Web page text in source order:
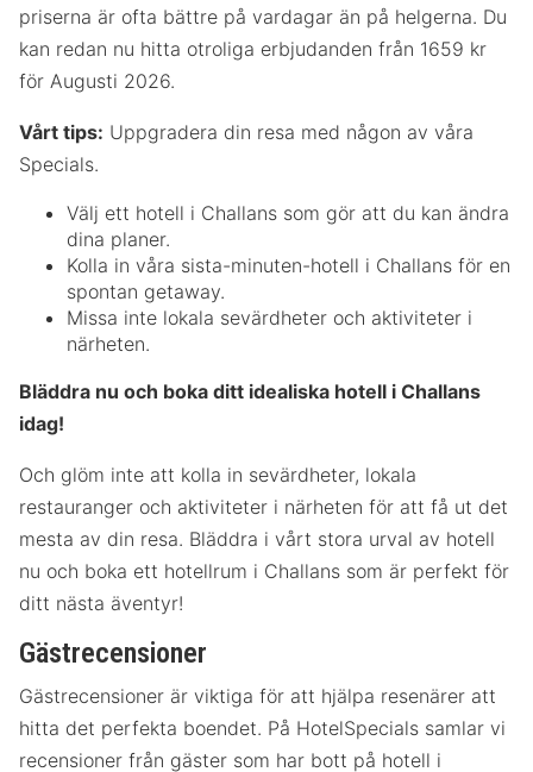
priserna är ofta bättre på vardagar än på helgerna. Du
kan redan nu hitta otroliga erbjudanden från 1659 kr
för Augusti 2026.
Vårt tips: Uppgradera din resa med någon av våra
Specials.
Välj ett hotell i Challans som gör att du kan ändra
dina planer.
Kolla in våra sista-minuten-hotell i Challans för en
spontan getaway.
Missa inte lokala sevärdheter och aktiviteter i
närheten.
Bläddra nu och boka ditt idealiska hotell i Challans
idag!
Och glöm inte att kolla in sevärdheter, lokala
restauranger och aktiviteter i närheten för att få ut det
mesta av din resa. Bläddra i vårt stora urval av hotell
nu och boka ett hotellrum i Challans som är perfekt för
ditt nästa äventyr!
Gästrecensioner
Gästrecensioner är viktiga för att hjälpa resenärer att
hitta det perfekta boendet. På HotelSpecials samlar vi
recensioner från gäster som har bott på hotell i